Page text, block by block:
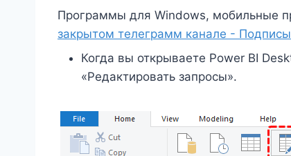
Программы для Windows, мобильные
закрытом телеграмм канале -
Когда вы открываете Power BI
«Редактировать запросы».